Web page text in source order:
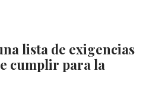
lista de exigencias
cumplir para la